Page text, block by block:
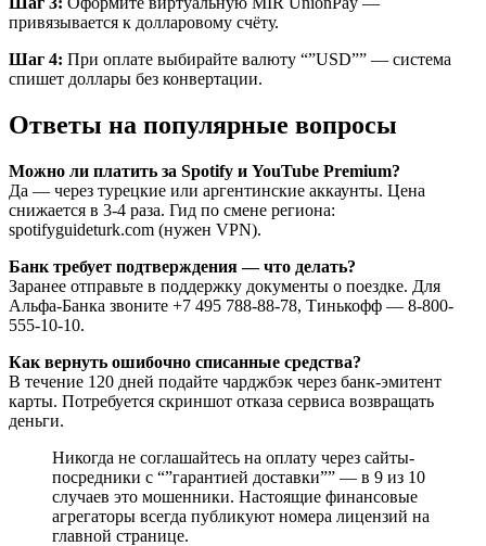
привязывается к долларовому счёту.
Шаг 4: При оплате выбирайте валюту “”USD”” — система
спишет доллары без конвертации.
Ответы на популярные вопросы
Можно ли платить за Spotify и YouTube Premium?
Да — через турецкие или аргентинские аккаунты. Цена
снижается в 3-4 раза. Гид по смене региона:
spotifyguideturk.com (нужен VPN).
Банк требует подтверждения — что делать?
Заранее отправьте в поддержку документы о поездке. Для
Альфа-Банка звоните +7 495 788-88-78, Тинькофф — 8-800-
555-10-10.
Как вернуть ошибочно списанные средства?
В течение 120 дней подайте чарджбэк через банк-эмитент
карты. Потребуется скриншот отказа сервиса возвращать
деньги.
Никогда не соглашайтесь на оплату через сайты-
посредники с “”гарантией доставки”” — в 9 из 10
случаев это мошенники. Настоящие финансовые
агрегаторы всегда публикуют номера лицензий на
главной странице.